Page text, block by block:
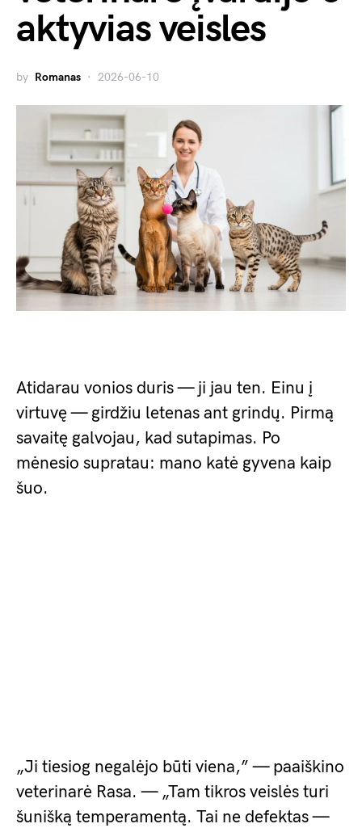
aktyvias veisles
by Romanas 2026-06-10
Atidarau vonios duris — ji jau ten. Einu į
virtuvę — girdžiu letenas ant grindų. Pirmą
savaitę galvojau, kad sutapimas. Po
mėnesio supratau: mano katė gyvena kaip
šuo.
„Ji tiesiog negalėjo būti viena,” — paaiškino
veterinarė Rasa. — „Tam tikros veislės turi
šunišką temperamentą. Tai ne defektas —